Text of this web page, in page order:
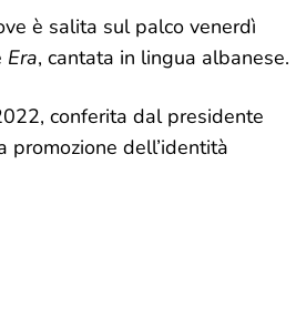
è salita sul palco venerdì
Era, cantata in lingua albanese.
conferita dal presidente
promozione dell’identità